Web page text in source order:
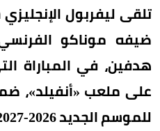
تلقى ليفربول
ضيفه موناكو
هدفين، في المباراة
على ملعب «أنفيلد»،
للموسم الجديد 2026-2027.